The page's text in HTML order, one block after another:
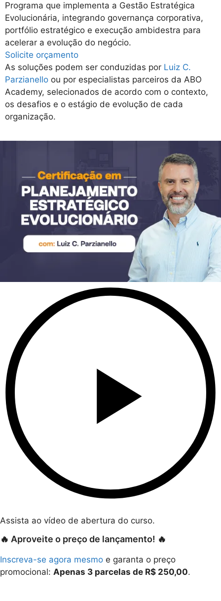
Programa que implementa a Gestão Estratégica
Evolucionária, integrando governança corporativa,
portfólio estratégico e execução ambidestra para
acelerar a evolução do negócio.
Solicite orçamento
As soluções podem ser conduzidas por Luiz C.
Parzianello ou por especialistas parceiros da ABO
Academy, selecionados de acordo com o contexto,
os desafios e o estágio de evolução de cada
organização.
Assista ao vídeo de abertura do curso.
🔥 Aproveite o preço de lançamento! 🔥
Inscreva-se agora mesmo e garanta o preço
promocional: Apenas 3 parcelas de R$ 250,00.